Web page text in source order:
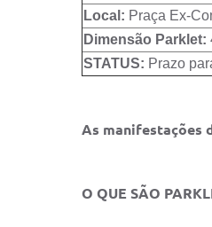
Local: Praça Ex-
Dimensão Parklet:
STATUS: Prazo
As manifestações
O QUE SÃO